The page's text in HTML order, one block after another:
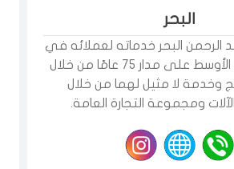
البحر
البحر خدماته لعملائه في
منطقة الشرق الأوسط على مدار 75 عامًا من خلال
وخدمة لا مثيل لهما من خلال
ومجموعة التجارة العامة.